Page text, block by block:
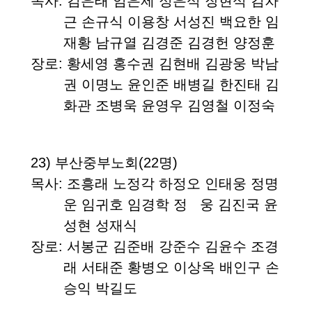
근 손규식 이용창 서성진 백요한 임
재황 남규열 김경준 김경헌 양정훈
장로: 황세영 홍수권 김현배 김광웅 박남
권 이명노 윤인준 배병길 한진태 김
화관 조병욱 윤영우 김영철 이정숙
23) 부산중부노회 (22명)
목사: 조흥래 노정각 하정오 인태웅 정명
운 임귀호 임경학 정 웅 김진국 윤
성현 성재식
장로: 서봉군 김준배 강준수 김윤수 조경
래 서태준 황병오 이상옥 배인구 손
승익 박길도